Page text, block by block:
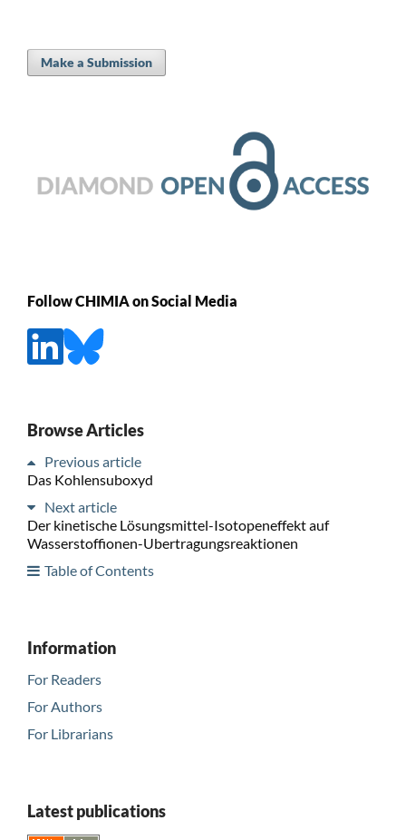
Make a Submission
Follow CHIMIA on Social Media
Browse Articles
Previous article
Das Kohlensuboxyd
Next article
Der kinetische Lösungsmittel-Isotopeneffekt auf
Wasserstoffionen-Ubertragungsreaktionen
Table of Contents
Information
For Readers
For Authors
For Librarians
Latest publications